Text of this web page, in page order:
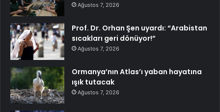
Ağustos 7, 2026
Prof. Dr. Orhan Şen uyardı: “Arabistan
sıcakları geri dönüyor!”
Ağustos 7, 2026
Ormanya’nın Atlas’ı yaban hayatına
ışık tutacak
Ağustos 7, 2026